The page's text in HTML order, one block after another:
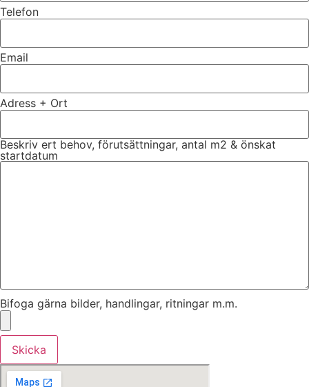
Telefon
Email
Adress + Ort
Beskriv ert behov, förutsättningar, antal m2 & önskat
startdatum
Bifoga gärna bilder, handlingar, ritningar m.m.
Skicka